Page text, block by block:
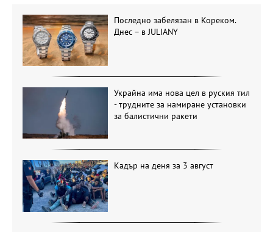
Последно забелязан в Кореком.
Днес – в JULIANY
Украйна има нова цел в руския тил
- трудните за намиране установки
за балистични ракети
Кадър на деня за 3 август